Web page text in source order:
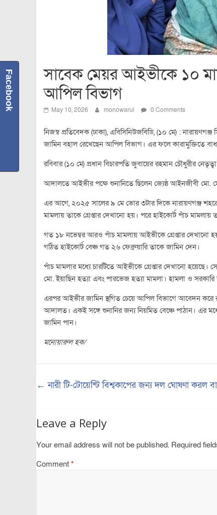
সাবেক মেয়র আইভীকে ১০
আপিল বিভাগ
May 10, 2026 monowarul 0 Comments
নিজস্ব প্রতিবেদক (ঢাকা), এবিসিনিউজবিডি, (১০ মে) :
জামিন বহাল রেখেছেন আপিল বিভাগ। এর ফলে কারামুক্তিতে
রবিবার (১০ মে) প্রধান বিচারপতি জুবায়ের রহমান চৌধুরীর
আদালতে আইভীর পক্ষে শুনানিতে ছিলেন জ্যেষ্ঠ আইনজীবী মো.
এর আগে, ২০২৫ সালের ৯ মে ভোর ৩টার দিকে নারায়ণগঞ্জ
মামলায় তাকে গ্রেপ্তার দেখানো হয়। পরে হাইকোর্ট পাঁচ
গত ১৮ নভেম্বর আরও পাঁচ মামলায় আইভীকে গ্রেপ্তার দেখানো
গঠিত হাইকোর্ট বেঞ্চ গত ২৬ ফেব্রুয়ারি তাকে জামিন দেন।
পাঁচ মামলার মধ্যে চারটিতে আইভীকে গ্রেপ্তার দেখানো
মো. ইয়াছিন হত্যা এবং পারভেজ হত্যা মামলা। হামলা ও
এরপর আইভীর জামিন স্থগিত চেয়ে আপিল বিভাগে আবেদন করে
আদালত। একই সঙ্গে শুনানির জন্য নিয়মিত বেঞ্চে পাঠান। এর
জামিন পান।
মনোয়ারুল হক/
← নারী টি-টোয়েন্টি বিশ্বকাপের জন্য দল ঘোষণা করল
Leave a Reply
Your email address will not be published. Required
Comment *
Facebook